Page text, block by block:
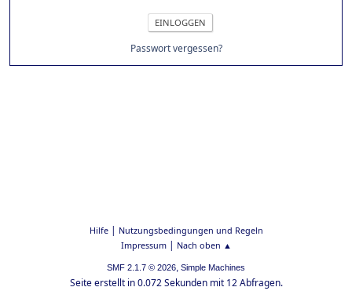
Passwort vergessen?
Hilfe| Nutzungsbedingungen und Regeln
Impressum| Nach oben ▲
SMF 2.1.7 © 2026, Simple Machines
Seite erstellt in 0.072 Sekunden mit 12 Abfragen.